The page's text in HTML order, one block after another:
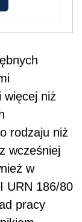
więcej niż
rodzaju niż
wcześniej
w
URN 186/80
pracy